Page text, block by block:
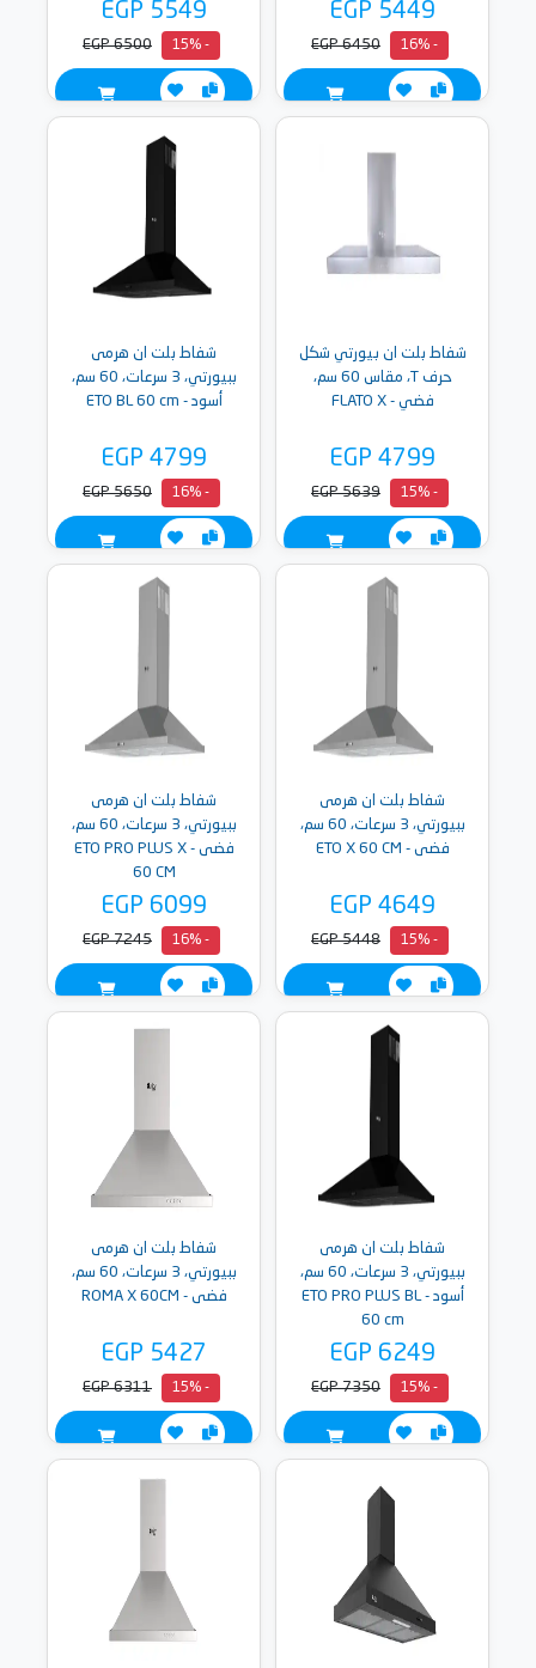
EGP 5449
- 16%
EGP 6450
EGP 5549
- 15%
EGP 6500
شفاط بلت ان بيورتي شكل
حرف T، مقاس 60 سم،
فضي - FLATO X
EGP 4799
- 15%
EGP 5639
شفاط بلت ان هرمى
ببيورتي، 3 سرعات، 60 سم،
أسود - ETO BL 60 cm
EGP 4799
- 16%
EGP 5650
شفاط بلت ان هرمى
ببيورتي، 3 سرعات، 60 سم،
فضى - ETO X 60 CM
EGP 4649
- 15%
EGP 5448
شفاط بلت ان هرمى
ببيورتي، 3 سرعات، 60 سم،
فضى - ETO PRO PLUS X
60 CM
EGP 6099
- 16%
EGP 7245
شفاط بلت ان هرمى
ببيورتي، 3 سرعات، 60 سم،
أسود - ETO PRO PLUS BL
60 cm
EGP 6249
- 15%
EGP 7350
شفاط بلت ان هرمى
ببيورتي، 3 سرعات، 60 سم،
فضى - ROMA X 60CM
EGP 5427
- 15%
EGP 6311